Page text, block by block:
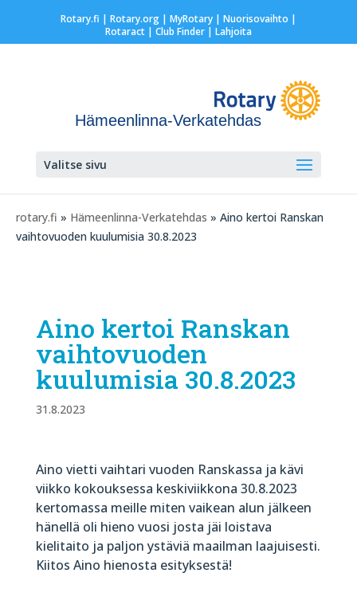
Rotary.fi | Rotary.org| MyRotary | Nuorisovaihto |
Rotaract| Club Finder| Lahjoita
Hämeenlinna-Verkatehdas
Valitse sivu
rotary.fi » Hämeenlinna-Verkatehdas » Aino kertoi Ranskan
vaihtovuoden kuulumisia 30.8.2023
Aino kertoi Ranskan
vaihtovuoden
kuulumisia 30.8.2023
31.8.2023
Aino vietti vaihtari vuoden Ranskassa ja kävi
viikko kokouksessa keskiviikkona 30.8.2023
kertomassa meille miten vaikean alun jälkeen
hänellä oli hieno vuosi josta jäi loistava
kielitaito ja paljon ystäviä maailman laajuisesti.
Kiitos Aino hienosta esityksestä!